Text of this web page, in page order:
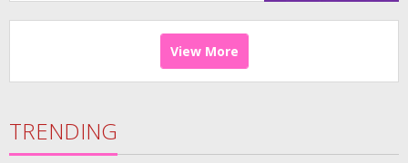
View More
TRENDING